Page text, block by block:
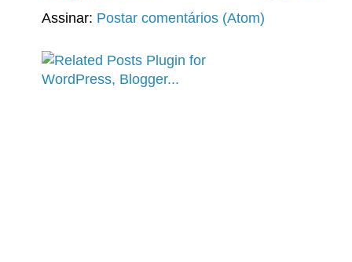
Assinar: Postar comentários (Atom)